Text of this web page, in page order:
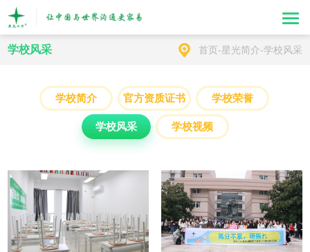
学校风采 首页-星光简介-学校风采
学校简介 官方资质证书 学校荣誉
学校风采 学校视频